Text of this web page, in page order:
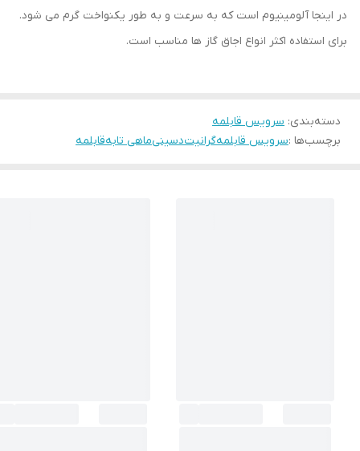
در اینجا آلومینیوم است که به سرعت و به طور یکنواخت گرم می شود.
برای استفاده اکثر انواع اجاق گاز ها مناسب است.
دسته‌بندی: سرویس قابلمه
برچسب‌ها :سرویس قابلمهگرانیتدسینیماهی تابهقابلمه